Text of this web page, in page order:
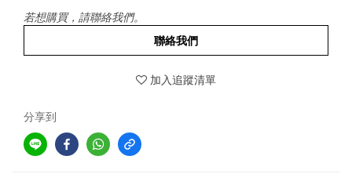
若想購買，請聯絡我們。
聯絡我們
加入追蹤清單
分享到